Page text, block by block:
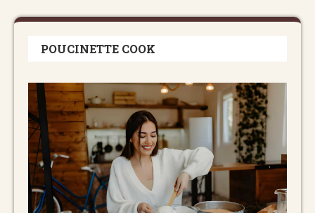
POUCINETTE COOK